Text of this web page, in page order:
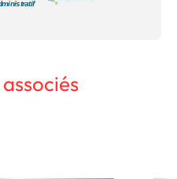
associés